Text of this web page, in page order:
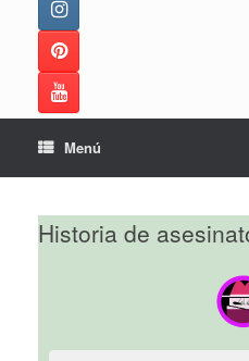
Menú
Historia de